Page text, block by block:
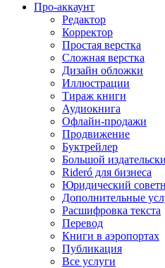
Про-аккаунт
Редактор
Корректор
Простая верстка
Сложная верстка
Дизайн обложки
Иллюстрации
Тираж книги
Аудиокнига
Офлайн-продажи
Продвижение
Буктрейлер
Большой
Rideró для бизнеса
Юридический
Дополнительные
Расшифровка текста
Перевод
Книги в аэропортах
Публикация
Все услуги